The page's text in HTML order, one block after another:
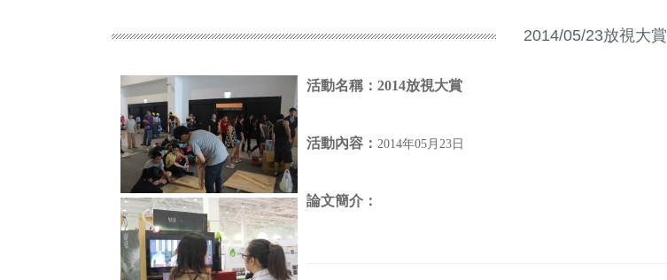
2014/05/23放視大賞
活動名稱： 2014放視大賞
活動內容： 2014年05月23日
論文簡介：